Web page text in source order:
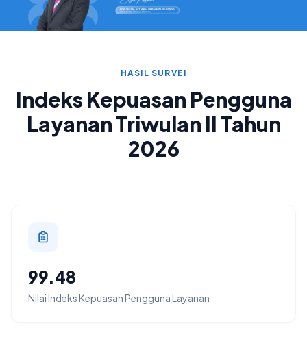
HASIL SURVEI
Indeks Kepuasan Pengguna
Layanan Triwulan II Tahun
2026
99.48
Nilai Indeks Kepuasan Pengguna Layanan